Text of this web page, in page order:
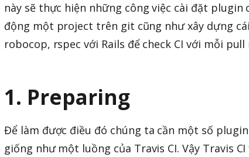
này sẽ thực hiện những công việc cài đặt
động một project trên git cũng như xây dựng
robocop, rspec với Rails để check CI với mỗi
1. Preparing
Để làm được điều đó chúng ta cần một số
giống như một luồng của Travis CI. Vậy Travis